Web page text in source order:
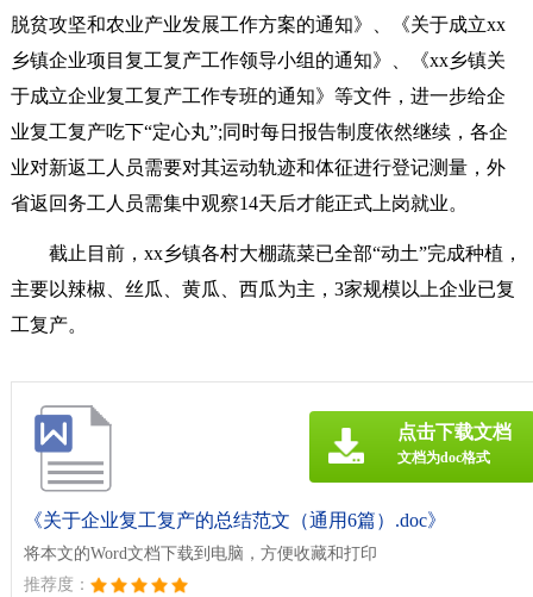
脱贫攻坚和农业产业发展工作方案的通知》、《关于成立xx
乡镇企业项目复工复产工作领导小组的通知》、《xx乡镇关
于成立企业复工复产工作专班的通知》等文件，进一步给企
业复工复产吃下“定心丸”;同时每日报告制度依然继续，各企
业对新返工人员需要对其运动轨迹和体征进行登记测量，外
省返回务工人员需集中观察14天后才能正式上岗就业。
截止目前，xx乡镇各村大棚蔬菜已全部“动土”完成种植，
主要以辣椒、丝瓜、黄瓜、西瓜为主，3家规模以上企业已复
工复产。
《关于企业复工复产的总结范文（通用6篇）.doc》
将本文的Word文档下载到电脑，方便收藏和打印
推荐度：
点击下载文档
文档为doc格式